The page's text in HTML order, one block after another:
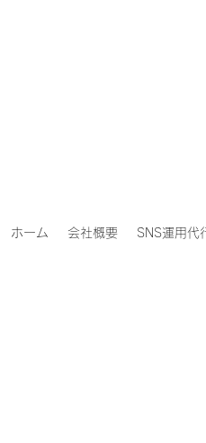
ホーム 会社概要 SNS運用代